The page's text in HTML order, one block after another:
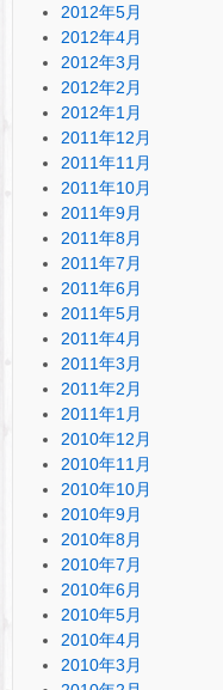
2012年5月
2012年4月
2012年3月
2012年2月
2012年1月
2011年12月
2011年11月
2011年10月
2011年9月
2011年8月
2011年7月
2011年6月
2011年5月
2011年4月
2011年3月
2011年2月
2011年1月
2010年12月
2010年11月
2010年10月
2010年9月
2010年8月
2010年7月
2010年6月
2010年5月
2010年4月
2010年3月